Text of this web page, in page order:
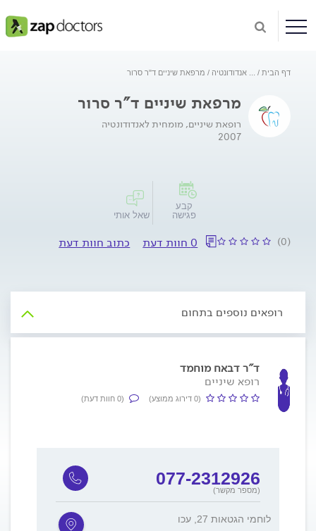
דף הבית אנדודונטיה מרפאת שיניים ד"ר סרור
מרפאת שיניים ד"ר סרור
רופאת שיניים, מומחית לאנדודונטיה
2007
קבע
פגישה
שאל אותי
(0) 0 חוות דעת כתוב חוות דעת
רופאים נוספים בתחום
ד"ר דבאח מוחמד
רופא שיניים
(0 דירוג ממוצע) (0 חוות דעת)
077-2312926
(מספר מקשר)
לוחמי הגטאות 27, עכו